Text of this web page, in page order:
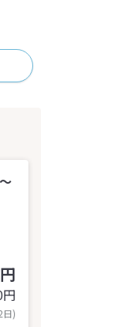
円
日)